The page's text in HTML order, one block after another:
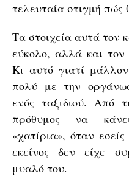
τελευταία στιγμή πώς
Τα στοιχεία αυτά τον
εύκολο, αλλά και τον
Κι αυτό γιατί
πολύ με την
ενός ταξιδιού. Από
πρόθυμος να
«χατίρια», όταν
εκείνος δεν είχε
μυαλό του.